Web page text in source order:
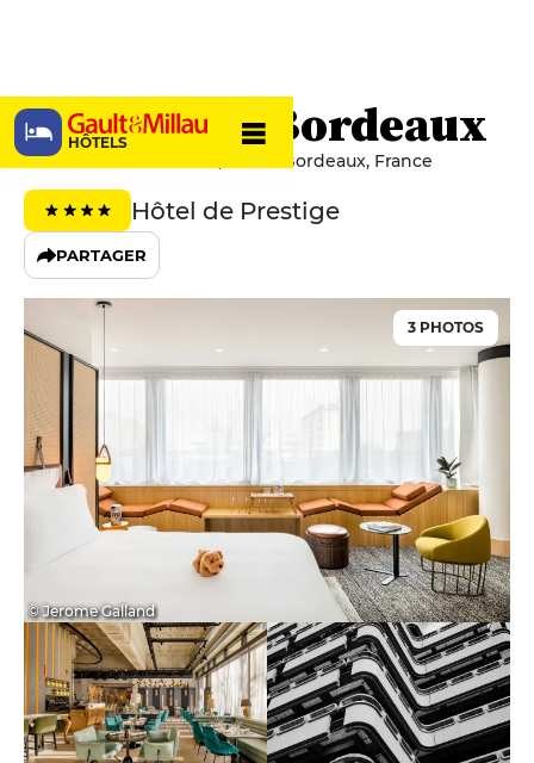
HÔTELS
FirstName Bordeaux
14 Rue Claude Bonnier, 33000 Bordeaux, France
Hôtel de Prestige
PARTAGER
© Jerome Galland
3 PHOTOS